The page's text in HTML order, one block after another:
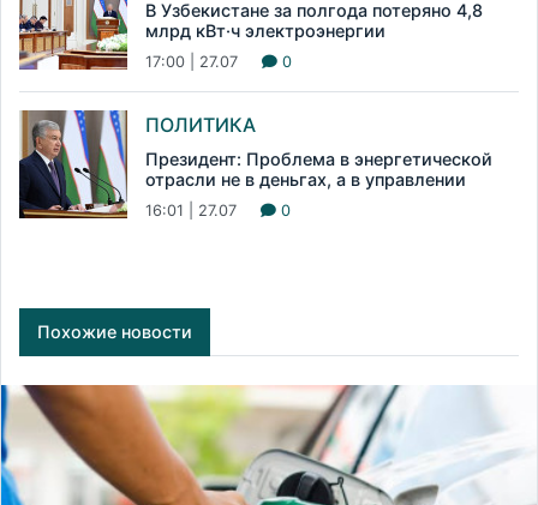
В Узбекистане за полгода потеряно 4,8
млрд кВт·ч электроэнергии
17:00 | 27.07 0
ПОЛИТИКА
Президент: Проблема в энергетической
отрасли не в деньгах, а в управлении
16:01 | 27.07 0
Похожие новости